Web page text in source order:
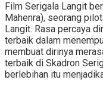
Film Serigala Langit
Mahenra), seorang
Langit. Rasa percaya
terbaik dalam
membuat dirinya
terbaik di Skadron
berlebihan itu